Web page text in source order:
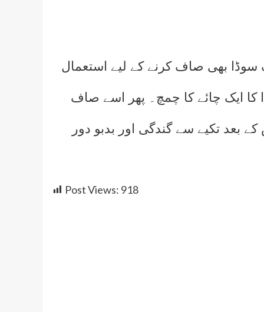
سوڈا بھی صاف کرنے کے لیے استعمال
کا ایک چائے کا چمچ۔ پھر اسے صاف
دیں۔ اس کے بعد تکیے سے گندگی اور بدبو دور
Post Views: 918